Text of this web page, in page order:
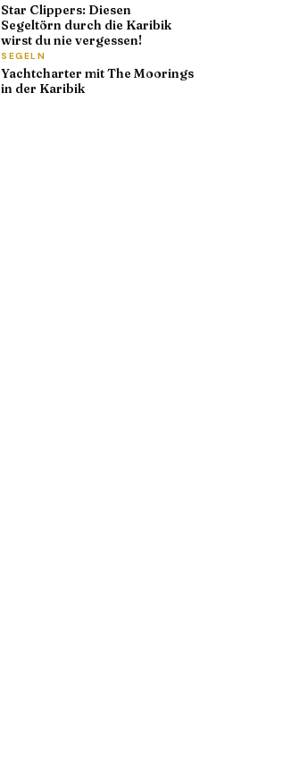
Star Clippers: Diesen
Segeltörn durch die Karibik
wirst du nie vergessen!
SEGELN
Yachtcharter mit The Moorings
in der Karibik